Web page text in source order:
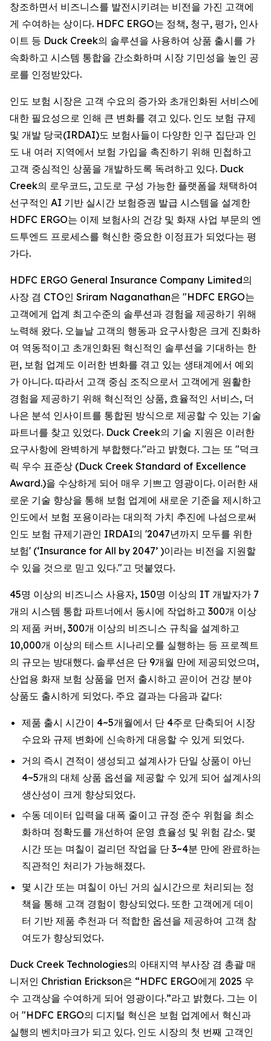
창조하면서 비즈니스를 발전시키려는 비전을 가진 고객에
게 수여하는 상이다. HDFC ERGO는 정책, 청구, 평가, 인사
이트 등 Duck Creek의 솔루션을 사용하여 상품 출시를 가
속화하고 시스템 통합을 간소화하며 시장 기민성을 높인 공
로를 인정받았다.
인도 보험 시장은 고객 수요의 증가와 초개인화된 서비스에
대한 필요성으로 인해 큰 변화를 겪고 있다. 인도 보험 규제
및 개발 당국(IRDAI)도 보험사들이 다양한 인구 집단과 인
도 내 여러 지역에서 보험 가입을 촉진하기 위해 민첩하고
고객 중심적인 상품을 개발하도록 독려하고 있다. Duck
Creek의 로우코드, 고도로 구성 가능한 플랫폼을 채택하여
선구적인 AI 기반 실시간 보험증권 발급 시스템을 설계한
HDFC ERGO는 이제 보험사의 건강 및 화재 사업 부문의 엔
드투엔드 프로세스를 혁신한 중요한 이정표가 되었다는 평
가다.
HDFC ERGO General Insurance Company Limited의
사장 겸 CTO인 Sriram Naganathan은 "HDFC ERGO는
고객에게 업계 최고수준의 솔루션과 경험을 제공하기 위해
노력해 왔다. 오늘날 고객의 행동과 요구사항은 크게 진화하
여 역동적이고 초개인화된 혁신적인 솔루션을 기대하는 한
편, 보험 업계도 이러한 변화를 겪고 있는 생태계에서 예외
가 아니다. 따라서 고객 중심 조직으로서 고객에게 원활한
경험을 제공하기 위해 혁신적인 상품, 효율적인 서비스, 더
나은 분석 인사이트를 통합된 방식으로 제공할 수 있는 기술
파트너를 찾고 있었다. Duck Creek의 기술 지원은 이러한
요구사항에 완벽하게 부합했다."라고 밝혔다. 그는 또 "덕크
릭 우수 표준상 (Duck Creek Standard of Excellence
Award.)을 수상하게 되어 매우 기쁘고 영광이다. 이러한 새
로운 기술 향상을 통해 보험 업계에 새로운 기준을 제시하고
인도에서 보험 포용이라는 대의적 가치 추진에 나섬으로써
인도 보험 규제기관인 IRDAI의 '2047년까지 모두를 위한
보험' (‘Insurance for All by 2047’ )이라는 비전을 지원할
수 있을 것으로 믿고 있다."고 덧붙였다.
45명 이상의 비즈니스 사용자, 150명 이상의 IT 개발자가 7
개의 시스템 통합 파트너에서 동시에 작업하고 300개 이상
의 제품 커버, 300개 이상의 비즈니스 규칙을 설계하고
10,000개 이상의 테스트 시나리오를 실행하는 등 프로젝트
의 규모는 방대했다. 솔루션은 단 9개월 만에 제공되었으며,
산업용 화재 보험 상품을 먼저 출시하고 곧이어 건강 분야
상품도 출시하게 되었다. 주요 결과는 다음과 같다:
제품 출시 시간이 4~5개월에서 단 4주로 단축되어 시장
수요와 규제 변화에 신속하게 대응할 수 있게 되었다.
거의 즉시 견적이 생성되고 설계사가 단일 상품이 아닌
4~5개의 대체 상품 옵션을 제공할 수 있게 되어 설계사의
생산성이 크게 향상되었다.
수동 데이터 입력을 대폭 줄이고 규정 준수 위험을 최소
화하며 정확도를 개선하여 운영 효율성 및 위험 감소. 몇
시간 또는 며칠이 걸리던 작업을 단 3~4분 만에 완료하는
직관적인 처리가 가능해졌다.
몇 시간 또는 며칠이 아닌 거의 실시간으로 처리되는 정
책을 통해 고객 경험이 향상되었다. 또한 고객에게 데이
터 기반 제품 추천과 더 적합한 옵션을 제공하여 고객 참
여도가 향상되었다.
Duck Creek Technologies의 아태지역 부사장 겸 총괄 매
니저인 Christian Erickson은 “HDFC ERGO에게 2025 우
수 고객상을 수여하게 되어 영광이다.”라고 밝혔다. 그는 이
어 "HDFC ERGO의 디지털 혁신은 보험 업계에서 혁신과
실행의 벤치마크가 되고 있다. 인도 시장의 첫 번째 고객인